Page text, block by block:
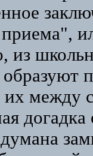
из
образуют
между